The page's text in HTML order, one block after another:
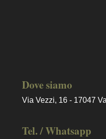
Dove siamo
Via Vezzi, 16 - 17047
Tel. / Whatsapp